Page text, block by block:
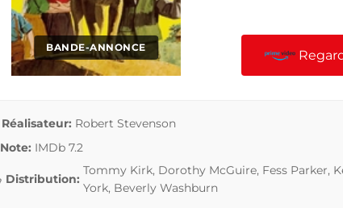
BANDE-ANNONCE
Réalisateur: Robert Stevenson
Note: IMDb 7.2
Distribution:
Tommy Kirk, Dorothy McGuire, Fess Parker,
York, Beverly Washburn